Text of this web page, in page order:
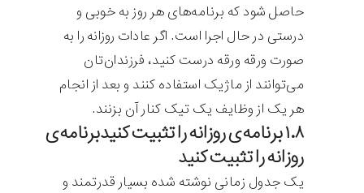
حاصل شود که برنامه‌های هر روز به خوبی و
درستی در حال اجرا است. اگر عادات روزانه را به
صورت ورقه ورقه درست کنید، فرزندان‌تان
می‌توانند از ماژیک استفاده کنند و بعد از انجام
هر یک از وظایف یک تیک کنار آن بزنند.
۱.۸ برنامه‌ی روزانه را تثبیت کنیدبرنامه‌ی
روزانه را تثبیت کنید
یک جدول زمانی نوشته شده بسیار قدرتمند و